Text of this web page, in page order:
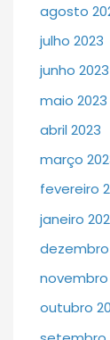
agosto
julho 2023
junho 2023
maio 2023
abril 2023
março
fevereiro
janeiro
dezembro
novembro
outubro